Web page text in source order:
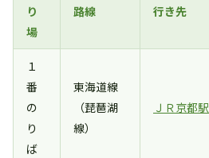
り
場
路線 行き先
１
番
の
り
ば
東海道線
（琵琶湖
線）
ＪＲ京都駅